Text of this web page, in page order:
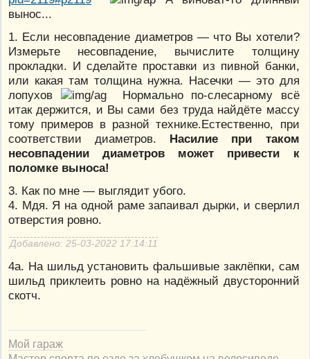
вынос...
1. Если несовпадение диаметров — что Вы хотели?
Измерьте несовпадение, вычислите толщину
прокладки. И сделайте проставки из пивной банки,
или какая там толщина нужна. Насечки — это для
лопухов
Нормально по-слесарному всё
итак держится, и Вы сами без труда найдёте массу
тому примеров в разной технике.Естественно, при
соответствии диаметров. Насилие при таком
несовпадении диаметров может привести к
поломке выноса!
3. Как по мне — выглядит убого.
4. Мдя. Я на одной раме запаивал дырки, и сверлил
отверстия ровно.
Добавлено: 25-03-2022 17:14:11
4а. На шильд установить фальшивые заклёпки, сам
шильд приклеить ровно на надёжный двусторонний
скотч.
Мой гараж